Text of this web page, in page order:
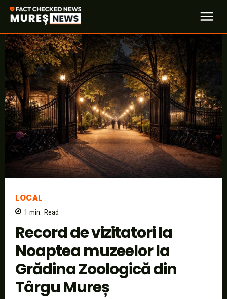
LOCAL
1 min. Read
Record de vizitatori la
Noaptea muzeelor la
Grădina Zoologică din
Târgu Mureș